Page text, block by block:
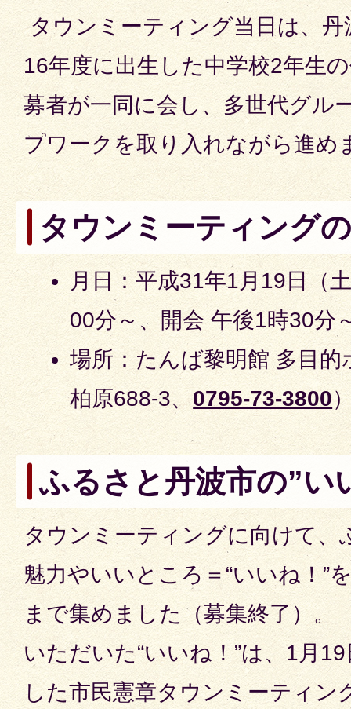
タウンミーティング当日は、丹
16年度に出生した中学校2年生
募者が一同に会し、多世代グル
プワークを取り入れながら進め
タウンミーティング
月日：平成31年1月19日（
00分～、開会 午後1時30分
場所：たんば黎明館 多目
柏原688-3、0795-73-3800
ふるさと丹波市の”い
タウンミーティングに向けて、
魅力やいいところ＝“いいね！”
まで集めました（募集終了）。
いただいた“いいね！”は、1月
した市民憲章タウンミーティン